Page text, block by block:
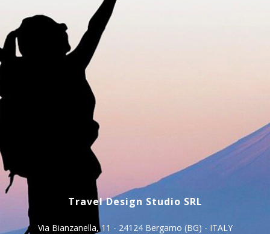
Travel Design Studio SRL
Via Bianzanella, 11 - 24124 Bergamo (BG) - ITALY